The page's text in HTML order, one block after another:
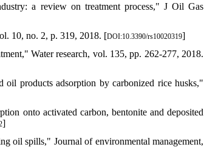
a review on treatment process," J Oil Gas
10, no. 2, p. 319, 2018. [DOI:10.3390/rs10020319]
Water research, vol. 135, pp. 262-277, 2018.
products adsorption by carbonized rice husks,"
onto activated carbon, bentonite and deposited
]
oil spills," Journal of environmental management,